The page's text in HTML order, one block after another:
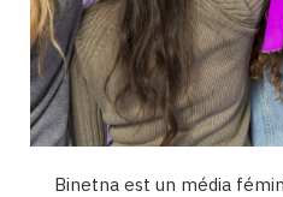
Binetna est un média